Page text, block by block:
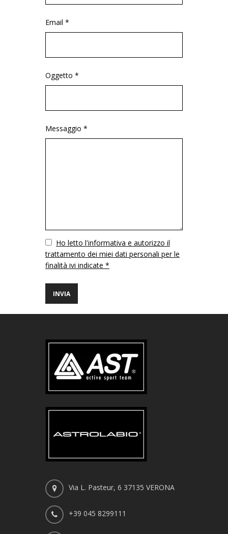
Email *
Oggetto *
Messaggio *
VuotoHo letto l'informativa e autorizzo il
trattamento dei miei dati personali per le
finalità ivi indicate *
Via L. Pasteur, 6 37135 VERONA
+39 045 8299111